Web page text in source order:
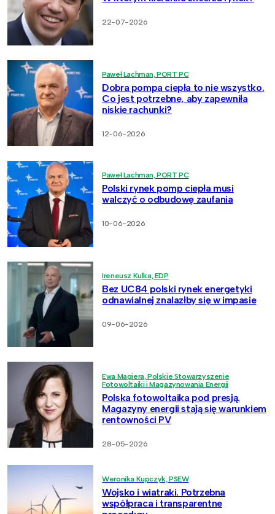
22-07-2026
Paweł Lachman, PORT PC
Dobra pompa ciepła to nie wszystko.
Co jest potrzebne, aby zapewniła
niskie rachunki?
12-06-2026
Paweł Lachman, PORT PC
Polski rynek pomp ciepła musi
walczyć o odbudowę zaufania
10-06-2026
Ireneusz Kulka, EDP
Bez UC84 polski rynek energetyki
odnawialnej znalazłby się w impasie
09-06-2026
Ewa Magiera, Polskie Stowarzyszenie
Fotowoltaiki i Magazynowania Energii
Polska fotowoltaika pod presją.
Magazyny energii stają się warunkiem
rentowności PV
28-05-2026
Weronika Kupczyk, PSEW
Wojsko i wiatraki. Potrzebna
współpraca i transparentne